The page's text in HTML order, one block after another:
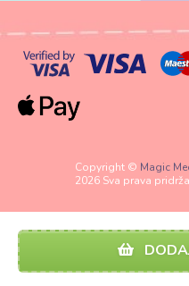
Copyright © Magic
2026 Sva prava